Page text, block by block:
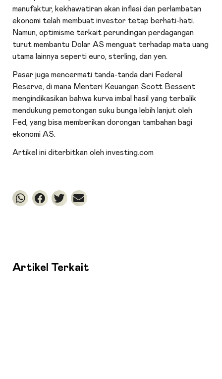
manufaktur, kekhawatiran akan inflasi dan perlambatan
ekonomi telah membuat investor tetap berhati-hati.
Namun, optimisme terkait perundingan perdagangan
turut membantu Dolar AS menguat terhadap mata uang
utama lainnya seperti euro, sterling, dan yen.
Pasar juga mencermati tanda-tanda dari Federal
Reserve, di mana Menteri Keuangan Scott Bessent
mengindikasikan bahwa kurva imbal hasil yang terbalik
mendukung pemotongan suku bunga lebih lanjut oleh
Fed, yang bisa memberikan dorongan tambahan bagi
ekonomi AS.
Artikel ini diterbitkan oleh investing.com
Artikel Terkait